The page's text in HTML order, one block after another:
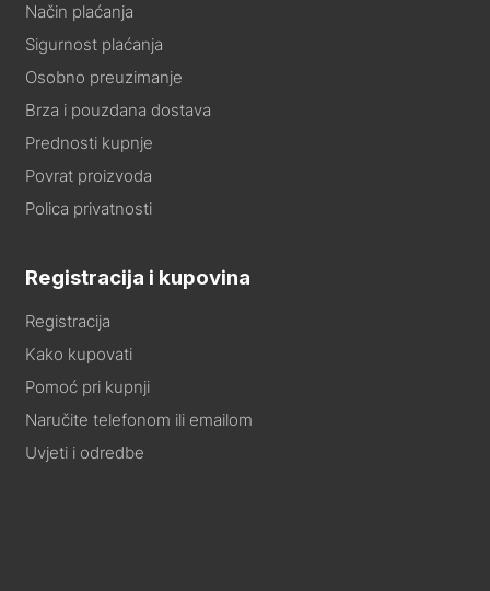
Način plaćanja
Sigurnost plaćanja
Osobno preuzimanje
Brza i pouzdana dostava
Prednosti kupnje
Povrat proizvoda
Polica privatnosti
Registracija i kupovina
Registracija
Kako kupovati
Pomoć pri kupnji
Naručite telefonom ili emailom
Uvjeti i odredbe